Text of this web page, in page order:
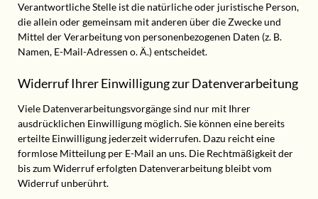
Verantwortliche Stelle ist die natürliche oder juristische Person,
die allein oder gemeinsam mit anderen über die Zwecke und
Mittel der Verarbeitung von personenbezogenen Daten (z. B.
Namen, E-Mail-Adressen o. Ä.) entscheidet.
Widerruf Ihrer Einwilligung zur Datenverarbeitung
Viele Datenverarbeitungsvorgänge sind nur mit Ihrer
ausdrücklichen Einwilligung möglich. Sie können eine bereits
erteilte Einwilligung jederzeit widerrufen. Dazu reicht eine
formlose Mitteilung per E-Mail an uns. Die Rechtmäßigkeit der
bis zum Widerruf erfolgten Datenverarbeitung bleibt vom
Widerruf unberührt.